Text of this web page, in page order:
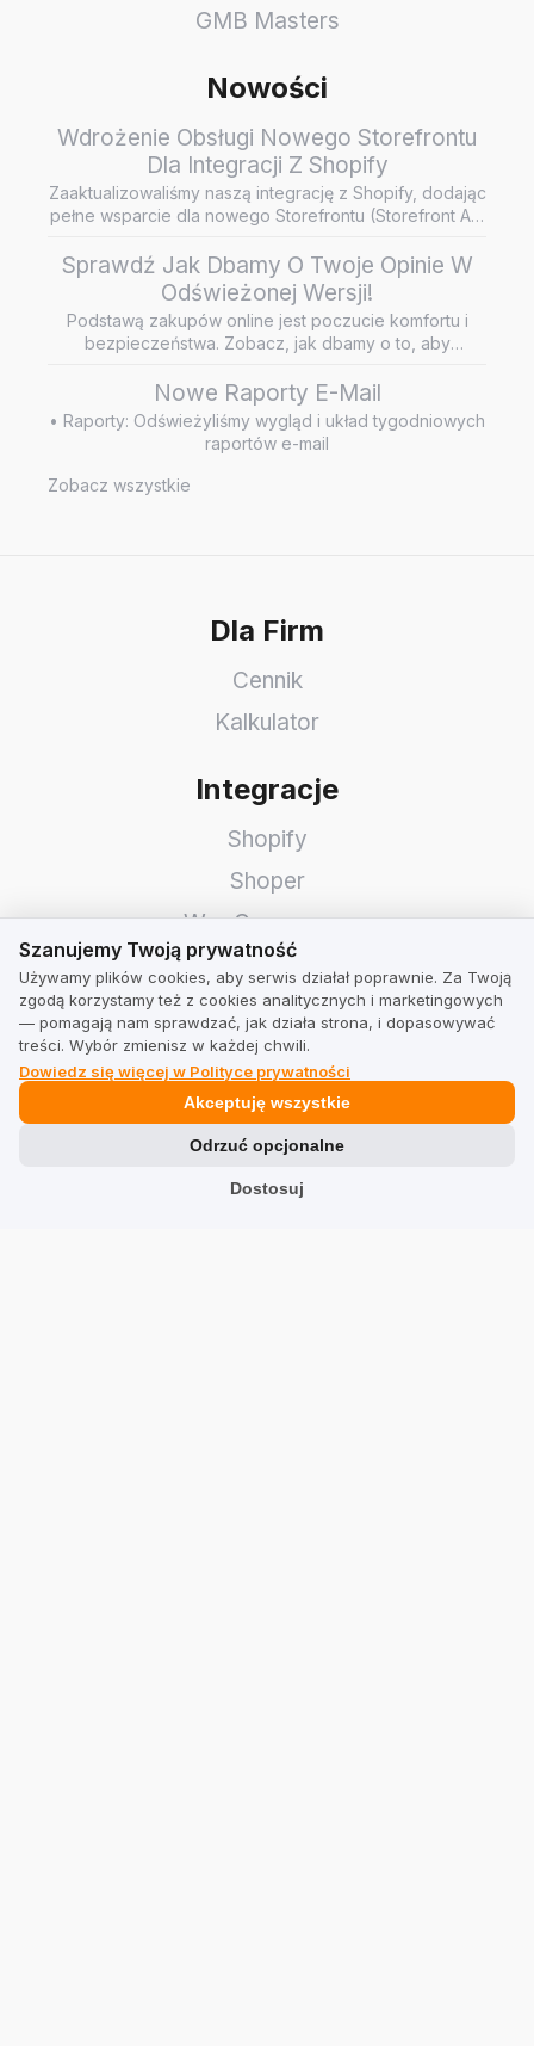
GMB Masters
Nowości
Wdrożenie Obsługi Nowego Storefrontu
Dla Integracji Z Shopify
Zaaktualizowaliśmy naszą integrację z Shopify, dodając
pełne wsparcie dla nowego Storefrontu (Storefront API
Sprawdź Jak Dbamy O Twoje Opinie W
Odświeżonej Wersji!
Podstawą zakupów online jest poczucie komfortu i
bezpieczeństwa. Zobacz, jak dbamy o to, aby
Nowe Raporty E-Mail
• Raporty: Odświeżyliśmy wygląd i układ tygodniowych
raportów e-mail
Zobacz wszystkie
Dla Firm
Cennik
Kalkulator
Integracje
Shopify
Shoper
WooCommerce
Idosell
PrestaShop
Prawne
Regulamin dla firm
Polityka prywatności
Szanujemy Twoją prywatność
Używamy plików cookies, aby serwis działał poprawnie. Za Twoją
zgodą korzystamy też z cookies analitycznych i marketingowych
— pomagają nam sprawdzać, jak działa strona, i dopasowywać
treści. Wybór zmienisz w każdej chwili.
Dowiedz się więcej w Polityce prywatności
Dostosuj
Odrzuć opcjonalne
Akceptuję wszystkie